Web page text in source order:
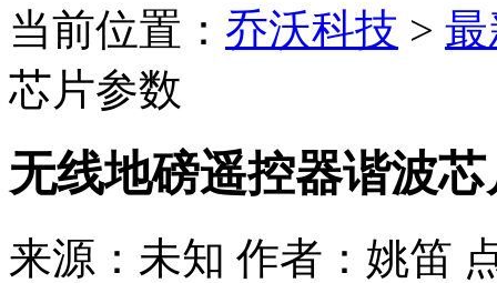
当前位置： 乔沃科技 >
芯片参数
无线地磅遥控器谐波
来源：未知 作者：姚笛